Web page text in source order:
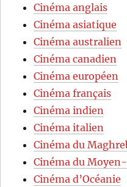
Cinéma anglais
Cinéma asiatique
Cinéma australien
Cinéma canadien
Cinéma européen
Cinéma français
Cinéma indien
Cinéma italien
Cinéma du
Cinéma du
Cinéma d’Océanie